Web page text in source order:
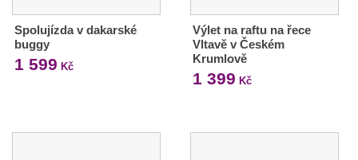
Spolujízda v dakarské
buggy
1 599 Kč
Výlet na raftu na řece
Vltavě v Českém
Krumlově
1 399 Kč